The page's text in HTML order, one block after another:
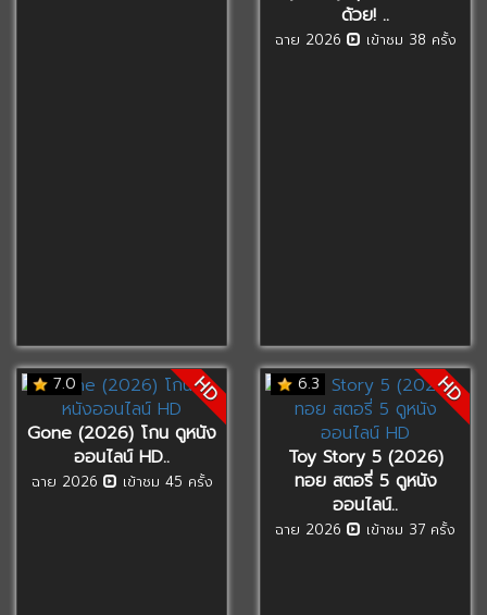
ด้วย! ..
ฉาย 2026 เข้าชม 38 ครั้ง
7.0 HD
Gone (2026) โกน ดูหนัง
ออนไลน์ HD..
ฉาย 2026 เข้าชม 45 ครั้ง
6.3 HD
Toy Story 5 (2026)
ทอย สตอรี่ 5 ดูหนัง
ออนไลน์..
ฉาย 2026 เข้าชม 37 ครั้ง